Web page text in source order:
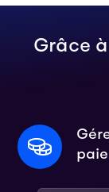
Grâce